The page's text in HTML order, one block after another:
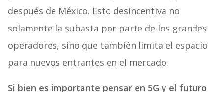
después de México. Esto desincentiva no
solamente la subasta por parte de los grandes
operadores, sino que también limita el espacio
para nuevos entrantes en el mercado.
Si bien es importante pensar en 5G y el futuro